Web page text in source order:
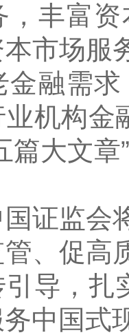
，丰富
市场服
金融需
机构金
篇大文
证监会
、促高
导，扎
中国式